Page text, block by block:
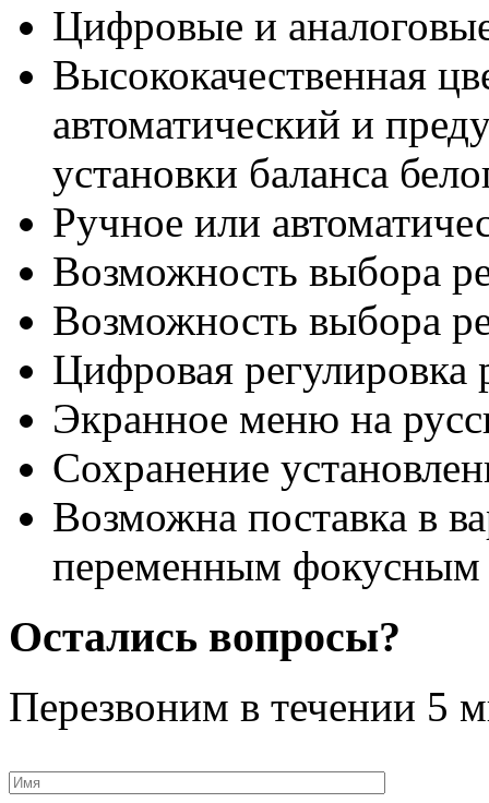
Цифровые и
Высококачественная
автоматический и
установки баланса
Ручное или
Возможность выбора
Возможность выбора
Цифровая регулировка
Экранное меню на
Сохранение
Возможна поставка в
переменным фокусным
Остались вопросы?
Перезвоним в течении 5